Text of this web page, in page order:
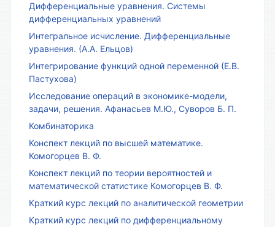
Дифференциальные уравнения. Системы
дифференциальных уравнений
Интегральное исчисление. Дифференциальные
уравнения. (А.А. Ельцов)
Интегрирование функций одной переменной (Е.В.
Пастухова)
Исследование операций в экономике-модели,
задачи, решения. Афанасьев М.Ю., Суворов Б. П.
Комбинаторика
Конспект лекций по высшей математике.
Комогорцев В. Ф.
Конспект лекций по теории вероятностей и
математической статистике Комогорцев В. Ф.
Краткий курс лекций по аналитической геометрии
Краткий курс лекций по дифференциальному